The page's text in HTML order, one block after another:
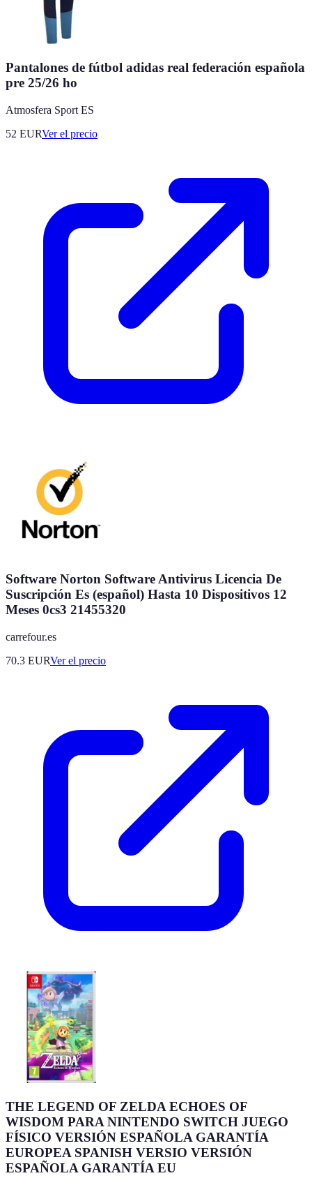
Pantalones de fútbol adidas real federación española
pre 25/26 ho
Atmosfera Sport ES
52 EURVer el precio
Software Norton Software Antivirus Licencia De
Suscripción Es (español) Hasta 10 Dispositivos 12
Meses 0cs3 21455320
carrefour.es
70.3 EURVer el precio
THE LEGEND OF ZELDA ECHOES OF
WISDOM PARA NINTENDO SWITCH JUEGO
FÍSICO VERSIÓN ESPAÑOLA GARANTÍA
EUROPEA SPANISH VERSIO VERSIÓN
ESPAÑOLA GARANTÍA EU